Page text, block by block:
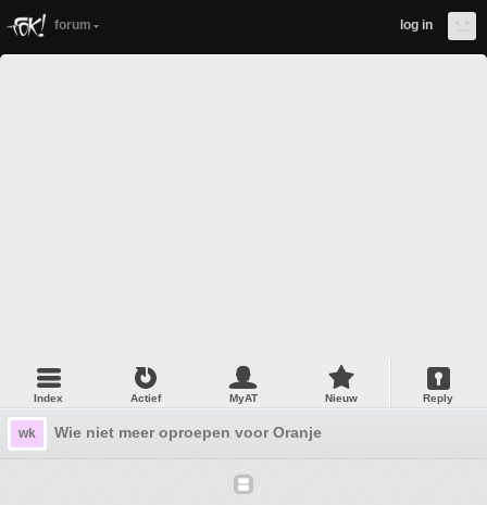
forum log in
Index Actief MyAT Nieuw Reply
wk Wie niet meer oproepen voor Oranje